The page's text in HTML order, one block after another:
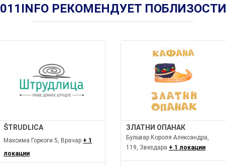
011INFO РЕКОМЕНДУЕТ ПОБЛИЗОСТИ
ŠTRUDLICA
Максима Горкоги 5, Врачар + 1
локации
ЗЛАТНИ ОПАНАК
Бульвар Короля Александра,
119, Звездара + 1 локации